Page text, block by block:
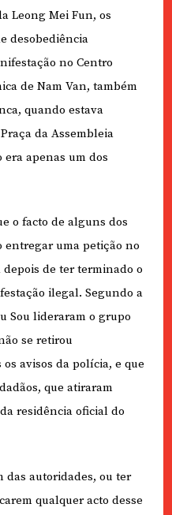
Leong Mei Fun, os
desobediência
no Centro
de Nam Van, também
quando estava
da Assembleia
apenas um dos
o facto de alguns dos
uma petição no
depois de ter terminado o
ilegal. Segundo a
Sou lideraram o grupo
se retirou
avisos da polícia, e que
que atiraram
residência oficial do
das autoridades, ou ter
qualquer acto desse